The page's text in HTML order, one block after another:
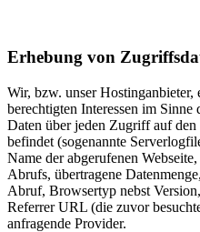
Erhebung von
Wir, bzw. unser Hostinganbieter,
berechtigten Interessen im
Daten über jeden Zugriff auf
befindet (sogenannte
Name der abgerufenen
Abrufs, übertragene
Abruf, Browsertyp nebst
Referrer URL (die zuvor
anfragende Provider.